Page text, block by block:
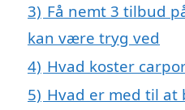
3) Få nemt 3 tilbud
kan være tryg ved
4) Hvad koster
5) Hvad er med til at